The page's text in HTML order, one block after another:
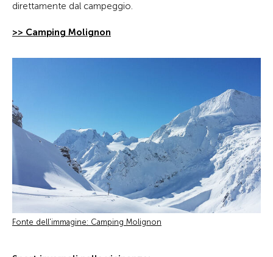
direttamente dal campeggio.
>> Camping Molignon
Fonte dell'immagine: Camping Molignon